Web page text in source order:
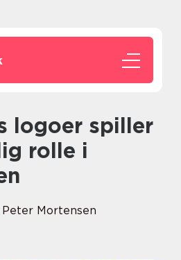
rolle i
Peter Mortensen